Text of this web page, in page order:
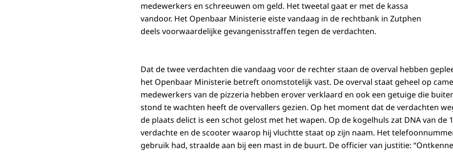
medewerkers en schreeuwen om geld. Het tweetal gaat er met de kassa
vandoor. Het Openbaar Ministerie eiste vandaag in de rechtbank in Zutphen
deels voorwaardelijke gevangenisstraffen tegen de verdachten.
Dat de twee verdachten die vandaag voor de rechter staan de overval hebben
het Openbaar Ministerie betreft onomstotelijk vast. De overval staat geheel op
medewerkers van de pizzeria hebben erover verklaard en ook een getuige die
stond te wachten heeft de overvallers gezien. Op het moment dat de verdachten
de plaats delict is een schot gelost met het wapen. Op de kogelhuls zat DNA van de
verdachte en de scooter waarop hij vluchtte staat op zijn naam. Het
gebruik had, straalde aan bij een mast in de buurt. De officier van justitie: